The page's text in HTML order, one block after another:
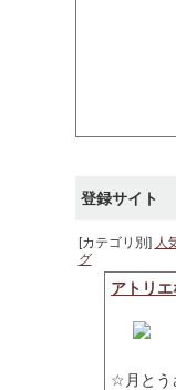
登録サイト
[カテゴリ別] 人
グ
アトリ
☆月とう